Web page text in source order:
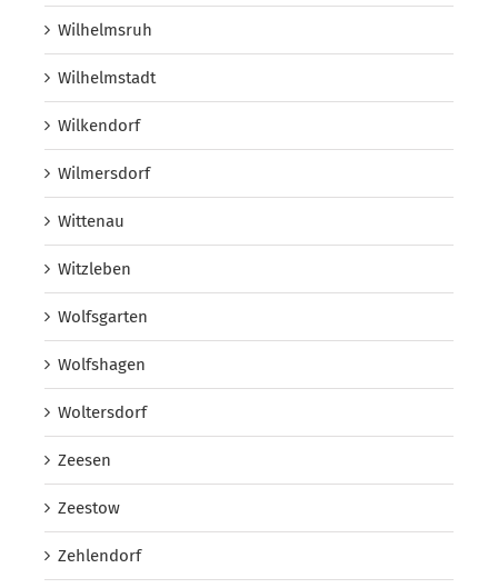
Wilhelmsruh
Wilhelmstadt
Wilkendorf
Wilmersdorf
Wittenau
Witzleben
Wolfsgarten
Wolfshagen
Woltersdorf
Zeesen
Zeestow
Zehlendorf